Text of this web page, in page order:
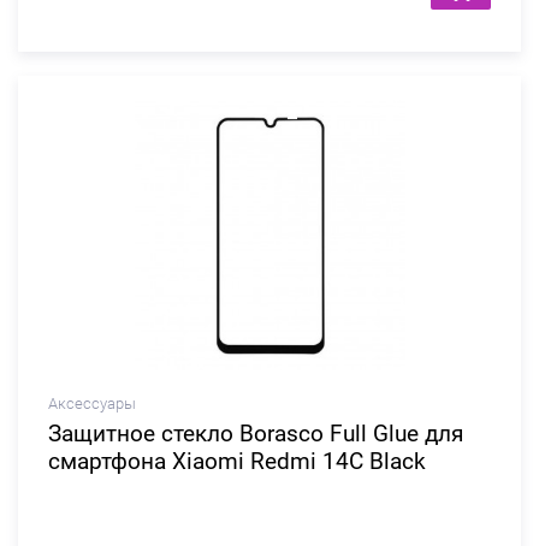
Аксессуары
Защитное стекло Borasco Full Glue для
смартфона Xiaomi Redmi 14C Black